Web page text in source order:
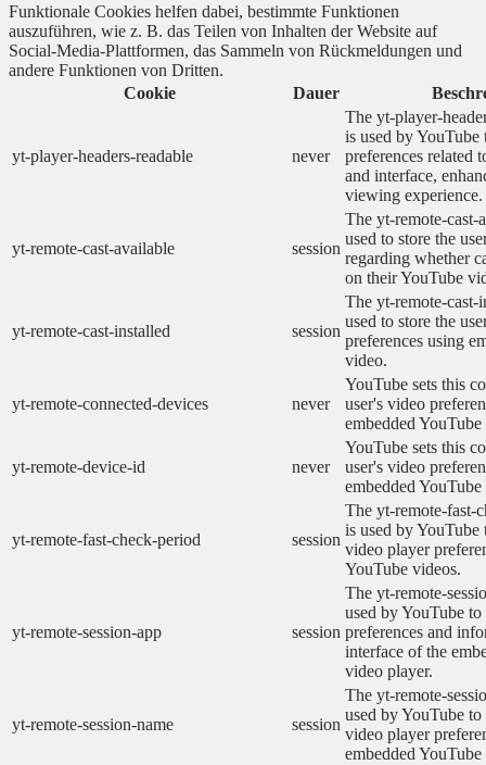
Funktionale Cookies helfen dabei, bestimmte Funktionen
auszuführen, wie z. B. das Teilen von Inhalten der Website auf
Social-Media-Plattformen, das Sammeln von Rückmeldungen und
andere Funktionen von Dritten.
Cookie
Dauer
yt-player-headers-readable never
The yt-player-
is used by YouTube
preferences related
and interface,
viewing experience.
yt-remote-cast-available session
The yt-remote-cast-
used to store the
regarding whether
on their YouTube
yt-remote-cast-installed session
The yt-remote-cast-
used to store the
preferences using
video.
yt-remote-connected-devices never
YouTube sets this
user's video
embedded
yt-remote-device-id never
YouTube sets this
user's video
embedded
yt-remote-fast-check-period session
The yt-remote-fast-
is used by YouTube
video player
YouTube videos.
yt-remote-session-app session
The yt-remote-
used by YouTube to
preferences and
interface of the
video player.
yt-remote-session-name session
The yt-remote-
used by YouTube to
video player
embedded